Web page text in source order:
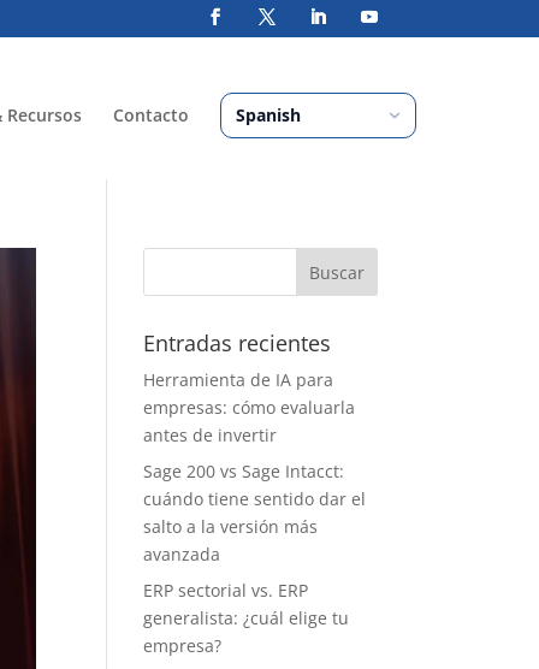
Contacto
Entradas recientes
Herramienta de IA para
empresas: cómo evaluarla
antes de invertir
Sage 200 vs Sage Intacct:
cuándo tiene sentido dar el
salto a la versión más
avanzada
ERP sectorial vs. ERP
generalista: ¿cuál elige tu
empresa?